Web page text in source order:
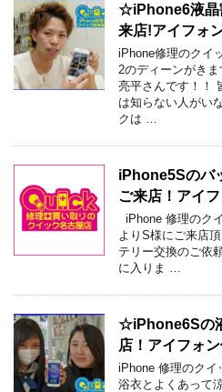
☆iPhone6液晶
来店!アイフォ
iPhone修理のクイ
2のディーンがき
亮平さんです！！
は知らない人がい
クは …
iPhone5Sのバ
ご来店！アイ
iPhone 修理のク
よりS様にご来店
テリー交換のご依
に入りま …
☆iPhone6Sの
店！アイフォ
iPhone 修理のクイ
浴衣とよくあって